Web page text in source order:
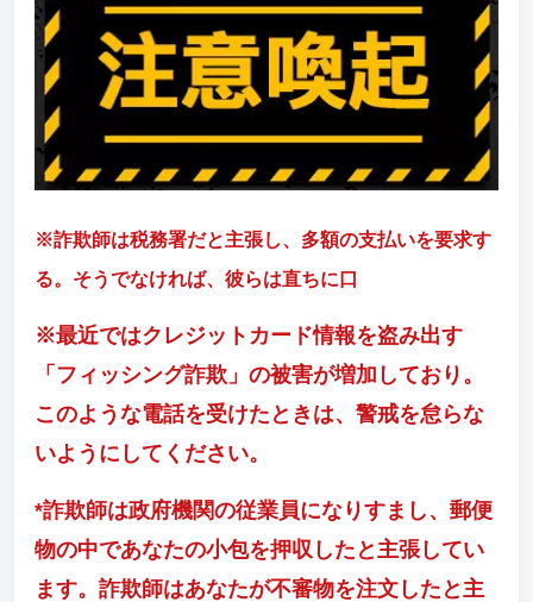
※詐欺師は税務署だと主張し、多額の支払いを要求す
る。そうでなければ、彼らは直ちに口
※最近ではクレジットカード情報を盗み出す
「フィッシング詐欺」の被害が増加しており。
このような電話を受けたときは、警戒を怠らな
いようにしてください。
*詐欺師は政府機関の従業員になりすまし、郵便
物の中であなたの小包を押収したと主張してい
ます。詐欺師はあなたが不審物を注文したと主